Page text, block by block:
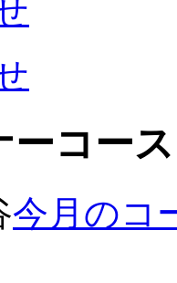
ーコー
今月のコ